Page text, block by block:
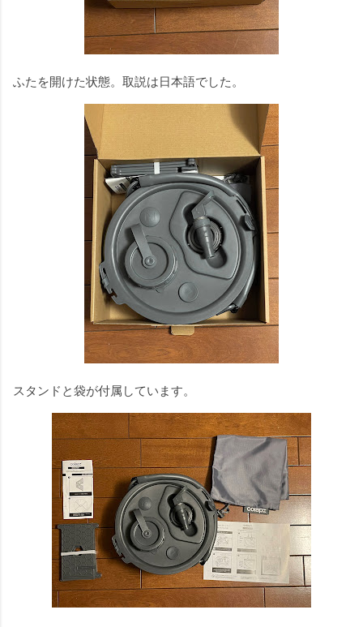
ふたを開けた状態。取説は日本語でした。
スタンドと袋が付属しています。